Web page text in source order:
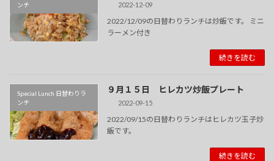
ンチ
2022-12-09
2022/12/09の日替わりランチは炒飯です。 ミニ
ラーメン付き
続きを読む
Special Lunch 日替わりラ
ンチ
９月１５日 ヒレカツ炒飯プレート
2022-09-15
2022/09/15の日替わりランチはヒレカツ玉子炒
飯です。
続きを読む